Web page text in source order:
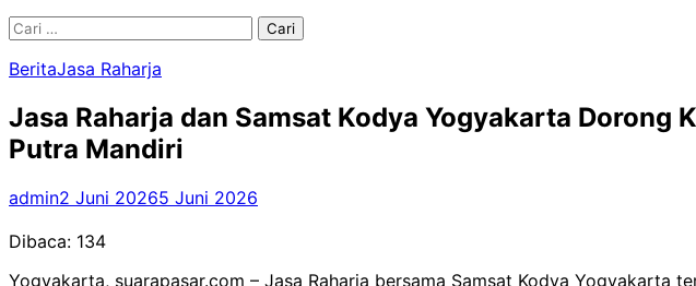
Cari
BeritaJasa Raharja
Jasa Raharja dan Samsat Kodya Yogyakarta Dorong
Putra Mandiri
admin2 Juni 20265 Juni 2026
Dibaca: 134
Yogyakarta, suarapasar.com – Jasa Raharja bersama Samsat Kodya